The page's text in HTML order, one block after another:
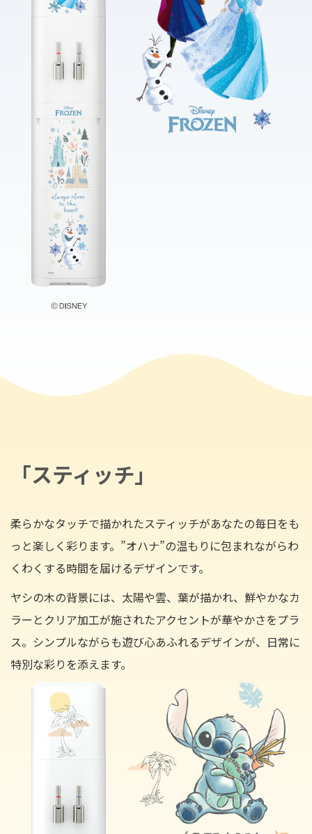
「スティッチ」
柔らかなタッチで描かれたスティッチがあなたの毎日をも
っと楽しく彩ります。”オハナ”の温もりに包まれながらわ
くわくする時間を届けるデザインです。
ヤシの木の背景には、太陽や雲、葉が描かれ、鮮やかなカ
ラーとクリア加工が施されたアクセントが華やかさをプラ
ス。シンプルながらも遊び心あふれるデザインが、日常に
特別な彩りを添えます。